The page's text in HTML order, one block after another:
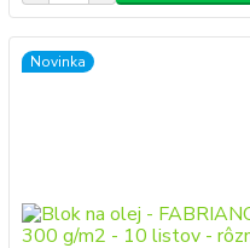
Novinka